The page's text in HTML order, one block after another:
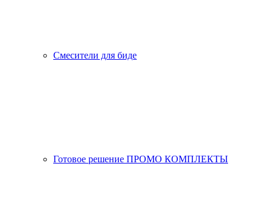
Смесители для биде
Готовое решение ПРОМО КОМПЛЕКТЫ